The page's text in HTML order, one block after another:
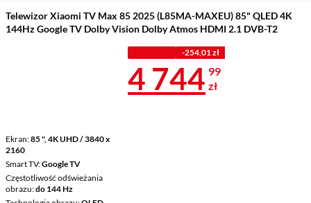
Telewizor Xiaomi TV Max 85 2025 (L85MA-MAXEU) 85" QLED 4K
144Hz Google TV Dolby Vision Dolby Atmos HDMI 2.1 DVB-T2
Ekran 85 ", 4K UHD / 3840 x
2160
Smart TV Google TV
Częstotliwość odświeżania
obrazu do 144 Hz
-254,01 zł
Cena 4
4 744 99
zł